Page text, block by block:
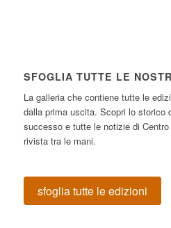
SFOGLIA TUTTE LE
La galleria che contiene tutte le
dalla prima uscita. Scopri lo storico
successo e tutte le notizie di
rivista tra le mani.
sfoglia tutte le edizioni